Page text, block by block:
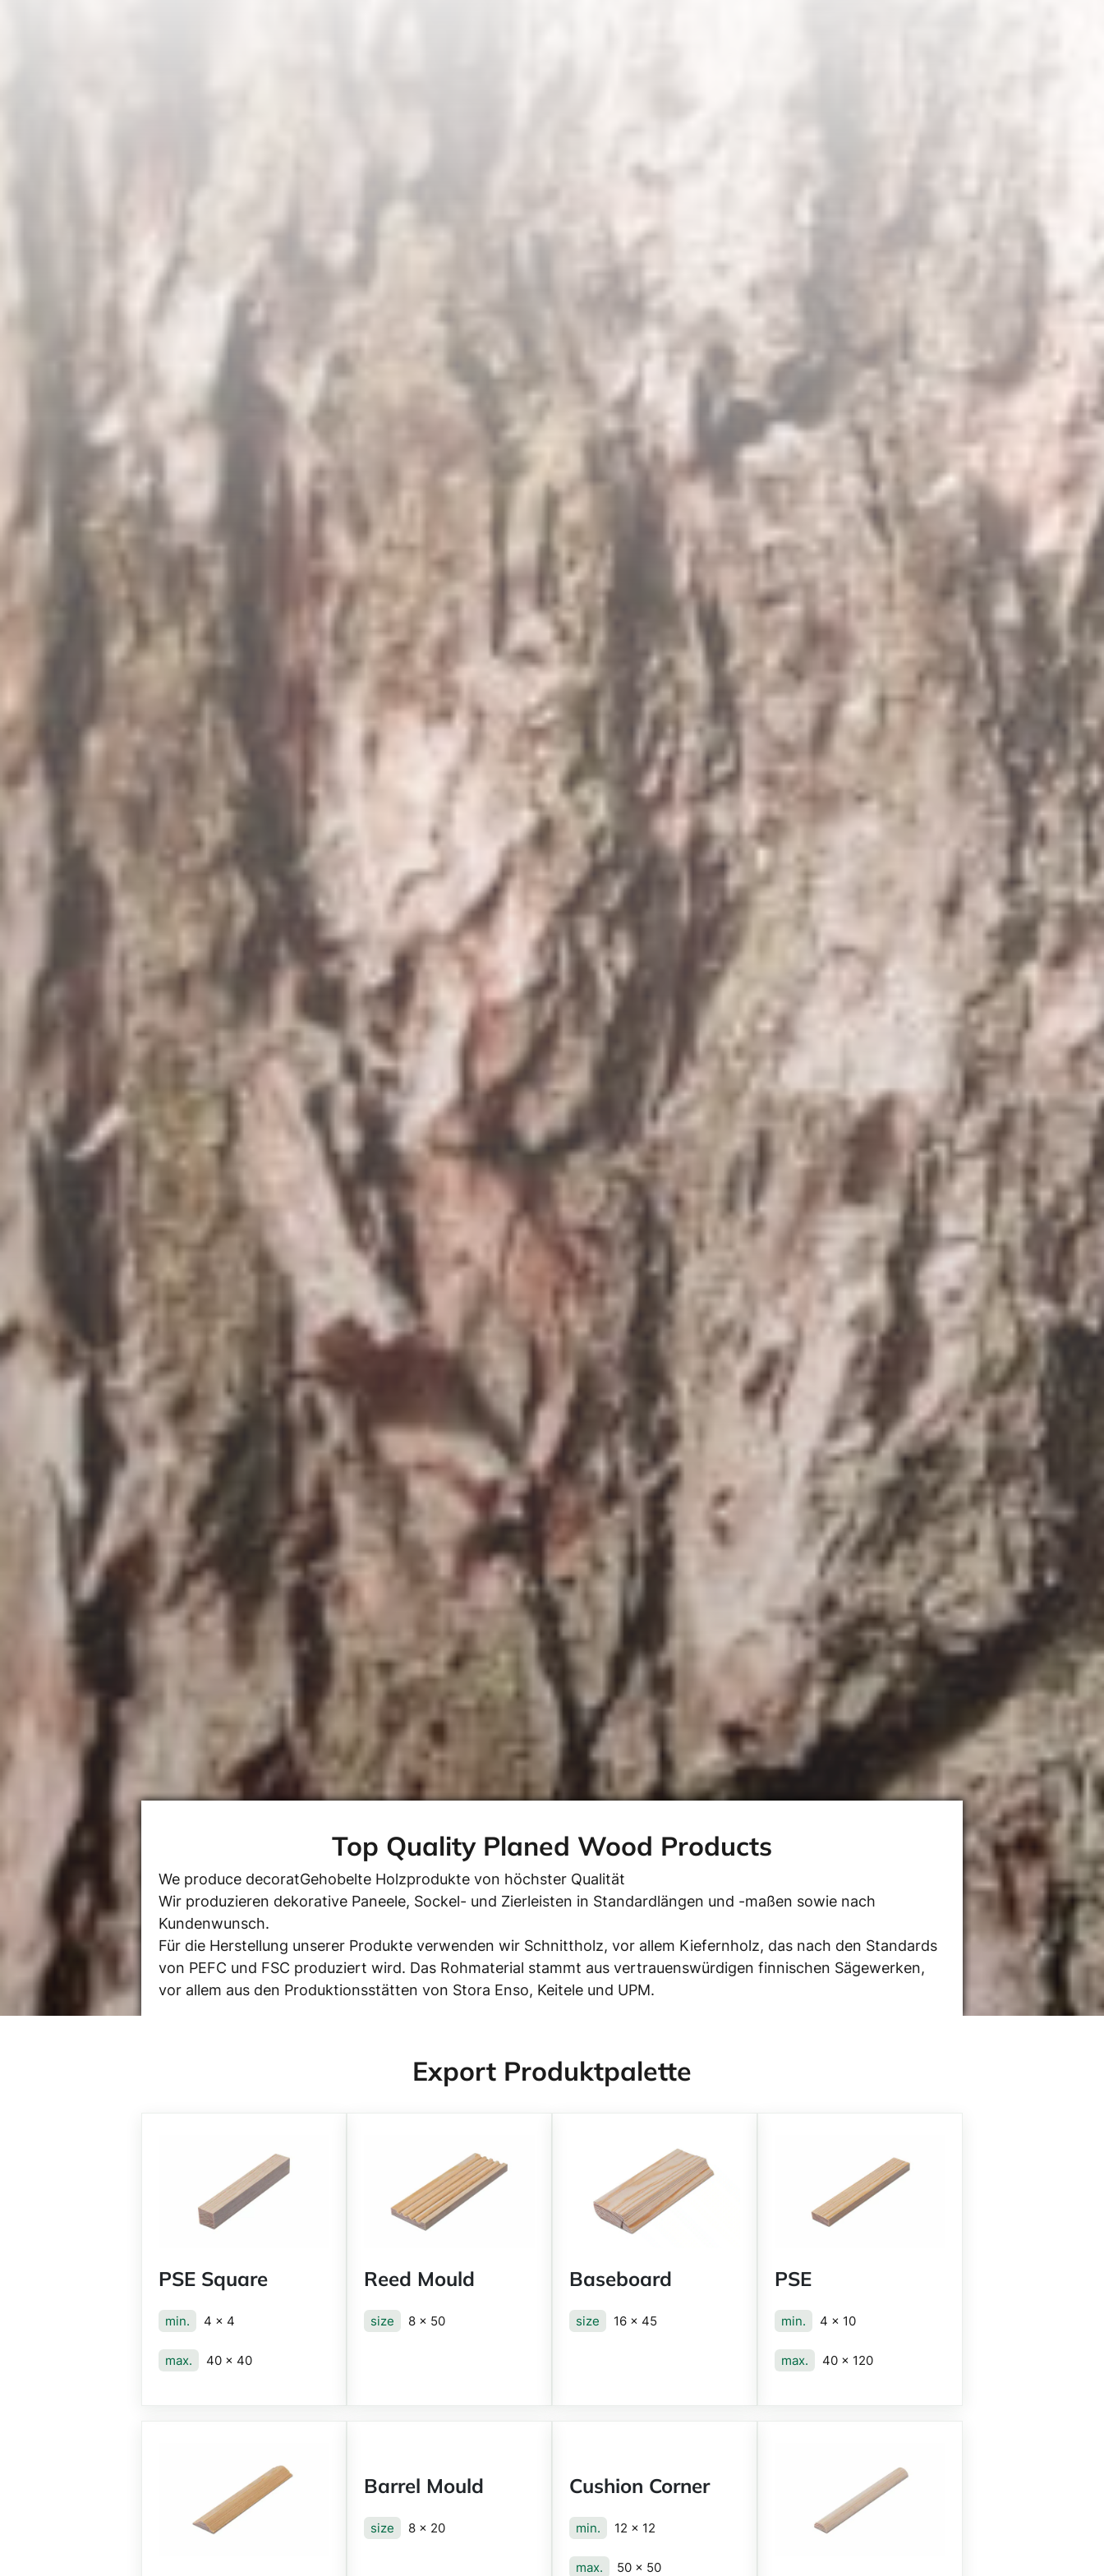
Top Quality Planed Wood Products
We produce decoratGehobelte Holzprodukte von höchster Qualität
Wir produzieren dekorative Paneele, Sockel- und Zierleisten in Standardlängen und -maßen sowie nach
Kundenwunsch.
Für die Herstellung unserer Produkte verwenden wir Schnittholz, vor allem Kiefernholz, das nach den Standards
von PEFC und FSC produziert wird. Das Rohmaterial stammt aus vertrauenswürdigen finnischen Sägewerken,
vor allem aus den Produktionsstätten von Stora Enso, Keitele und UPM.
Export Produktpalette
PSE Square
min. 4 x 4
max. 40 x 40
Reed Mould
size 8 x 50
Baseboard
size 16 x 45
PSE
min. 4 x 10
max. 40 x 120
Barrel Mould
size 8 x 20
Cushion Corner
min. 12 x 12
max. 50 x 50